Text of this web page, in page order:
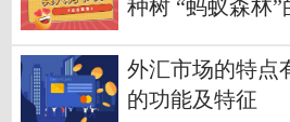
种树 “蚂蚁森林
外汇市场的特点
的功能及特征